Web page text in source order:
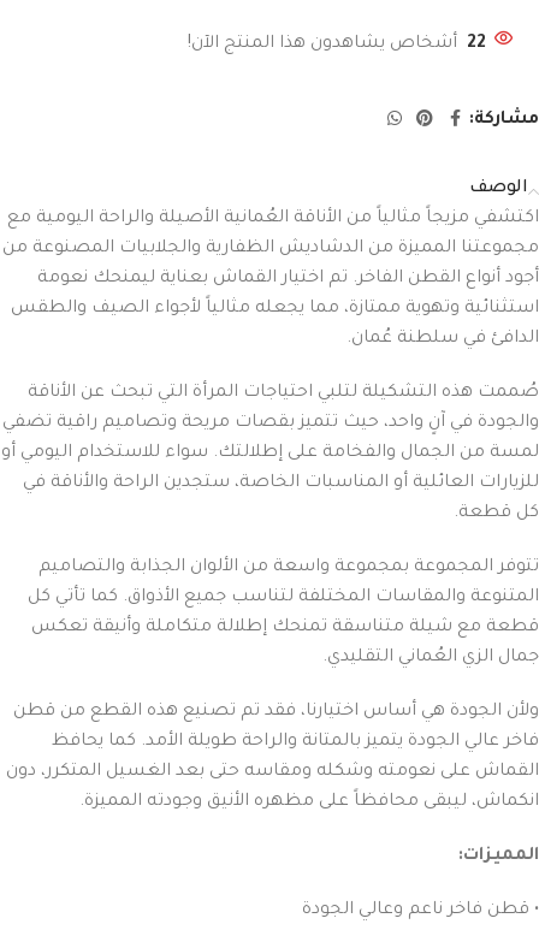
22 أشخاص يشاهدون هذا المنتج الآن!
مشاركة:
الوصف
اكتشفي مزيجاً مثالياً من الأناقة العُمانية الأصيلة والراحة اليومية مع
مجموعتنا المميزة من الدشاديش الظفارية والجلابيات المصنوعة من
أجود أنواع القطن الفاخر. تم اختيار القماش بعناية ليمنحك نعومة
استثنائية وتهوية ممتازة، مما يجعله مثالياً لأجواء الصيف والطقس
الدافئ في سلطنة عُمان.
صُممت هذه التشكيلة لتلبي احتياجات المرأة التي تبحث عن الأناقة
والجودة في آنٍ واحد، حيث تتميز بقصات مريحة وتصاميم راقية تضفي
لمسة من الجمال والفخامة على إطلالتك. سواء للاستخدام اليومي أو
للزيارات العائلية أو المناسبات الخاصة، ستجدين الراحة والأناقة في
كل قطعة.
تتوفر المجموعة بمجموعة واسعة من الألوان الجذابة والتصاميم
المتنوعة والمقاسات المختلفة لتناسب جميع الأذواق. كما تأتي كل
قطعة مع شيلة متناسقة تمنحك إطلالة متكاملة وأنيقة تعكس
جمال الزي العُماني التقليدي.
ولأن الجودة هي أساس اختيارنا، فقد تم تصنيع هذه القطع من قطن
فاخر عالي الجودة يتميز بالمتانة والراحة طويلة الأمد. كما يحافظ
القماش على نعومته وشكله ومقاسه حتى بعد الغسيل المتكرر، دون
انكماش، ليبقى محافظاً على مظهره الأنيق وجودته المميزة.
المميزات:
• قطن فاخر ناعم وعالي الجودة